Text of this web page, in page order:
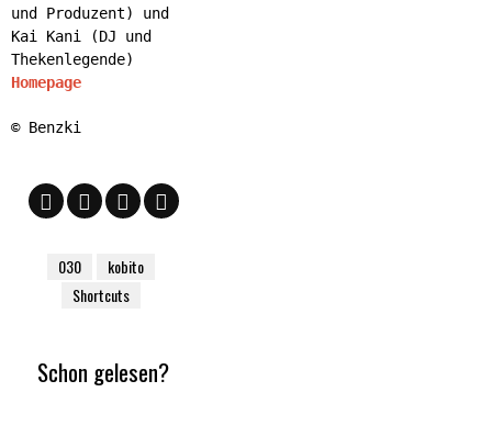
und Produzent) und
Kai Kani (DJ und
Thekenlegende)​
Homepage
© Benzki
030
kobito
Shortcuts
Schon gelesen?